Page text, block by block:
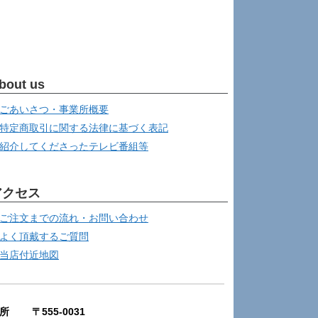
us
ごあいさつ・事業所概要
特定商取引に関する法律に基づく表記
紹介してくださったテレビ番組等
セス
ご注文までの流れ・お問い合わせ
よく頂戴するご質問
当店付近地図
所 〒555-0031